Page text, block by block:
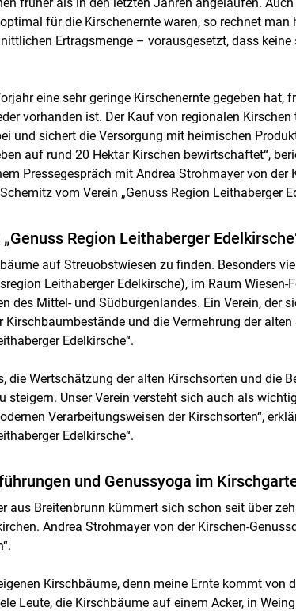
für die Kirschenernte waren, so rechnet man
Ertragsmenge – vorausgesetzt, dass keine
eine sehr geringe Kirschenernte gegeben hat,
vorhanden ist. Der Kauf von regionalen
und sichert die Versorgung mit heimischen
auf rund 20 Hektar Kirschen bewirtschaftet“,
Pressegespräch mit Andrea Strohmayer von der
vom Verein „Genuss Region Leithaberger
Region Leithaberger
auf Streuobstwiesen zu finden. Besonders
Leithaberger Edelkirsche), im Raum
des Mittel- und Südburgenlandes. Ein Verein, der
Kirschbaumbestände und die Vermehrung der
Edelkirsche“.
die Wertschätzung der alten Kirschsorten und die
steigern. Unser Verein versteht sich auch als
Verarbeitungsweisen der Kirschsorten“,
Edelkirsche“.
und Genussyoga im
aus Breitenbrunn kümmert sich schon seit über
Andrea Strohmayer von der Kirschen-
Kirschbäume, denn meine Ernte kommt von
Leute, die Kirschbäume auf einem Acker, in